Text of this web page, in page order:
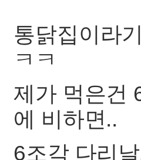
통닭집이라
ㅋㅋ
제가 먹은건
에 비하면..
6조각 다리